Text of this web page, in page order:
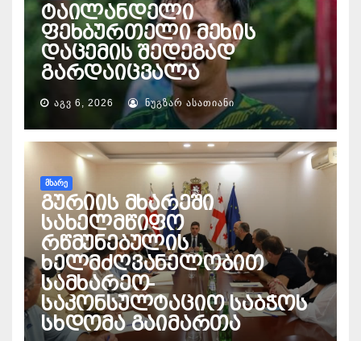
ტაილანდელი
ფეხბურთელი მეხის
დაცემის შედეგად
გარდაიცვალა
ᲐᲒᲕ 6, 2026 ᲜᲣᲒᲖᲐᲠ ᲐᲡᲐᲗᲘᲐᲜᲘ
ᲛᲮᲐᲠᲔ
გურიის მხარეში
სახელმწიფო
რწმუნებულის
ხელმძღვანელობით
სამხარეო-
საკონსულტაციო საბჭოს
სხდომა გაიმართა
ᲔᲜᲔᲠᲒᲔᲢᲘᲙᲐ